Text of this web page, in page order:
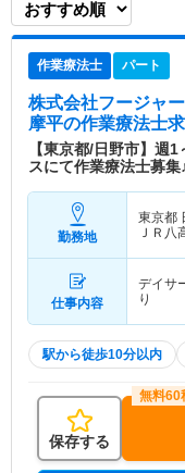
作業療法士 パート
株式会社フージャ
摩平の作業療法士
【東京都/日野市】週
スにて作業療法士募集
勤務地
東京都
ＪＲ八
仕事内容
デイサービ
り
駅から徒歩10分以内
保存する